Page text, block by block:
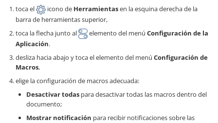
toca el
icono de Herramientasen la esquina derecha de la
barra de herramientas superior,
toca la flecha junto al
elemento del menú Configuración de la
Aplicación.
desliza hacia abajo y toca el elemento del menú Configuración de
Macros,
elige la configuración de macros adecuada:
Desactivar todas para desactivar todas las macros dentro del
documento;
Mostrar notificación para recibir notificaciones sobre las